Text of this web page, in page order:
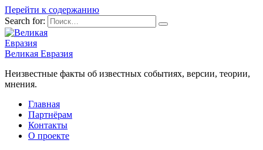
Перейти к содержанию
Search for:
Великая Евразия
Неизвестные факты об известных событиях, версии, теории,
мнения.
Главная
Партнёрам
Контакты
О проекте